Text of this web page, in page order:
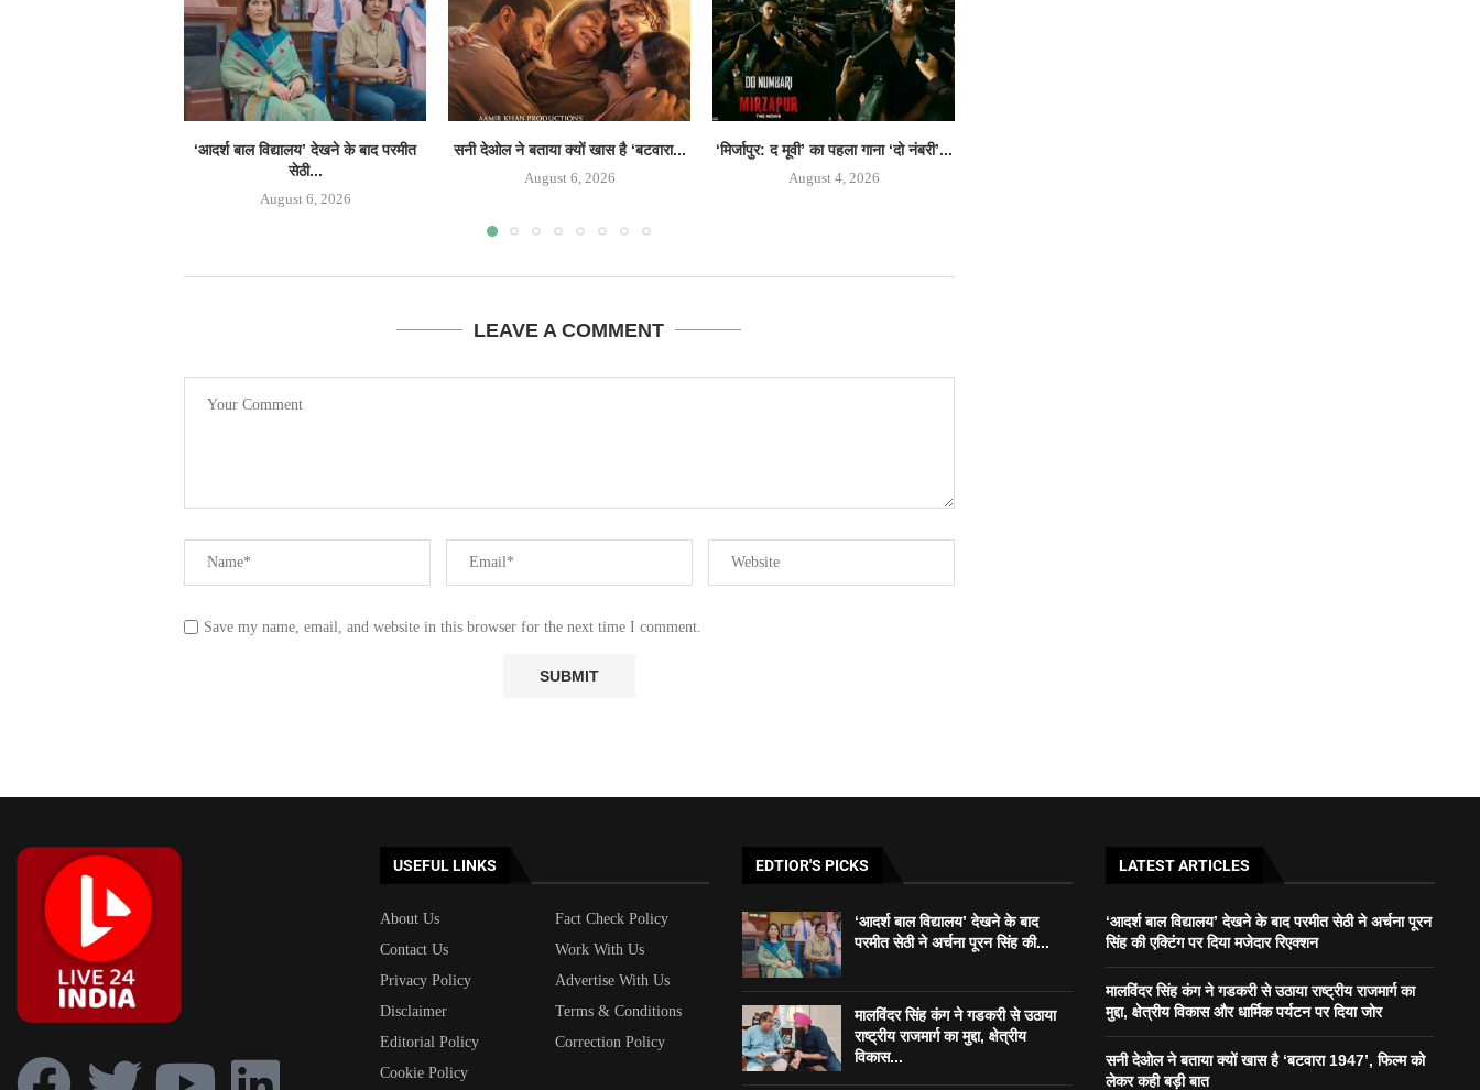
‘आदर्श बाल विद्यालय’ देखने के बाद परमीत
सेठी...
August 6, 2026
सनी देओल ने बताया क्यों खास है ‘बटवारा...
August 6, 2026
‘मिर्जापुर: द मूवी’ का पहला गाना ‘दो नंबरी’...
August 4, 2026
LEAVE A COMMENT
Save my name, email, and website in this browser for the next time I comment.
USEFUL LINKS
About Us
Fact Check Policy
Contact Us
Work With Us
Privacy Policy
Advertise With Us
Disclaimer
Terms & Conditions
Editorial Policy
Correction Policy
Cookie Policy
EDTIOR'S PICKS
‘आदर्श बाल विद्यालय’ देखने के बाद
परमीत सेठी ने अर्चना पूरन सिंह की...
मालविंदर सिंह कंग ने गडकरी से उठाया
राष्ट्रीय राजमार्ग का मुद्दा, क्षेत्रीय
विकास...
LATEST ARTICLES
‘आदर्श बाल विद्यालय’ देखने के बाद परमीत सेठी ने अर्चना पूरन
सिंह की एक्टिंग पर दिया मजेदार रिएक्शन
मालविंदर सिंह कंग ने गडकरी से उठाया राष्ट्रीय राजमार्ग का
मुद्दा, क्षेत्रीय विकास और धार्मिक पर्यटन पर दिया जोर
सनी देओल ने बताया क्यों खास है ‘बटवारा 1947’, फिल्म को
लेकर कही बड़ी बात